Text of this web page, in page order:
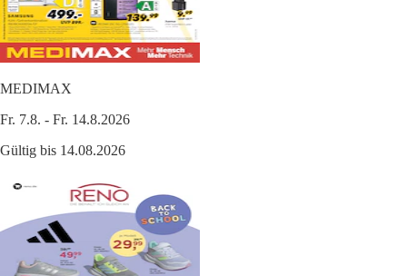
MEDIMAX
Fr. 7.8. - Fr. 14.8.2026
Gültig bis 14.08.2026